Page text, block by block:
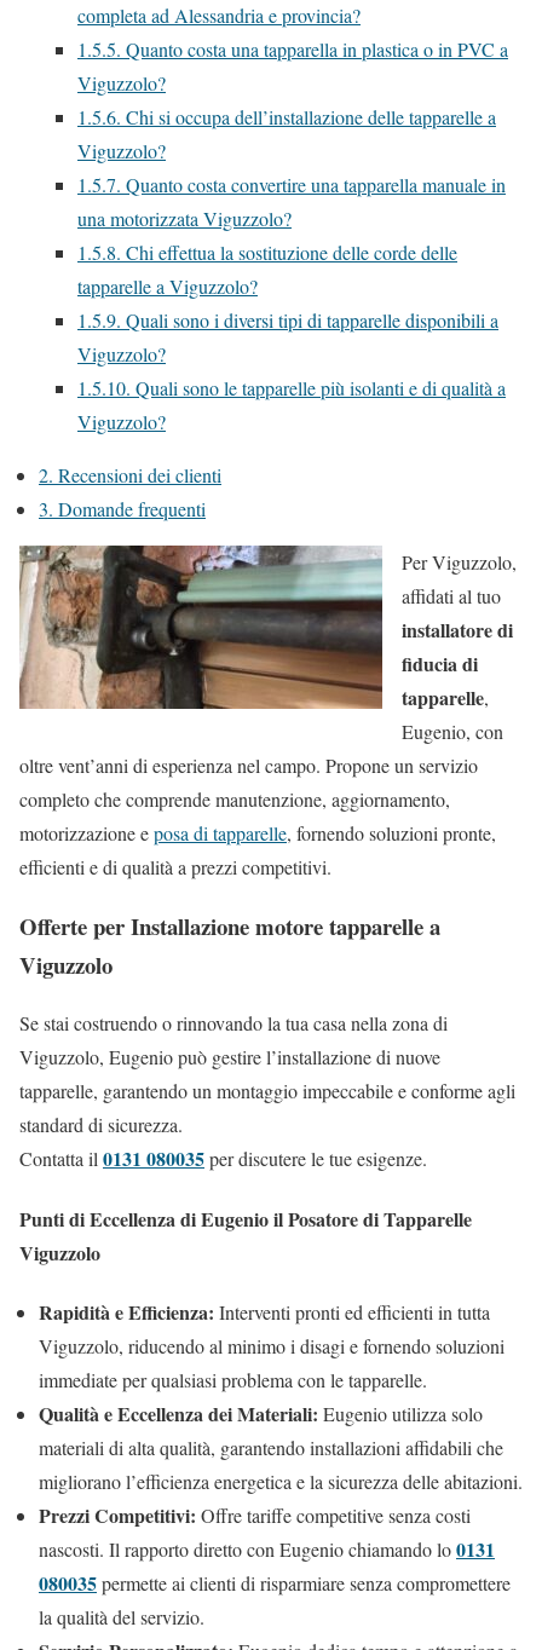
completa ad Alessandria e provincia?
1.5.5. Quanto costa una tapparella in plastica o in PVC a
Viguzzolo?
1.5.6. Chi si occupa dell’installazione delle tapparelle a
Viguzzolo?
1.5.7. Quanto costa convertire una tapparella manuale in
una motorizzata Viguzzolo?
1.5.8. Chi effettua la sostituzione delle corde delle
tapparelle a Viguzzolo?
1.5.9. Quali sono i diversi tipi di tapparelle disponibili a
Viguzzolo?
1.5.10. Quali sono le tapparelle più isolanti e di qualità a
Viguzzolo?
2. Recensioni dei clienti
3. Domande frequenti
Per Viguzzolo,
affidati al tuo
installatore di
fiducia di
tapparelle,
Eugenio, con
oltre vent’anni di esperienza nel campo. Propone un servizio
completo che comprende manutenzione, aggiornamento,
motorizzazione eposa di tapparelle, fornendo soluzioni pronte,
efficienti e di qualità a prezzi competitivi.
Offerte per Installazione motore tapparelle a
Viguzzolo
Se stai costruendo o rinnovando la tua casa nella zona di
Viguzzolo, Eugenio può gestire l’installazione di nuove
tapparelle, garantendo un montaggio impeccabile e conforme agli
standard di sicurezza.
Contatta il0131 080035per discutere le tue esigenze.
Punti di Eccellenza di Eugenio il Posatore di Tapparelle
Viguzzolo
Rapidità e Efficienza: Interventi pronti ed efficienti in tutta
Viguzzolo, riducendo al minimo i disagi e fornendo soluzioni
immediate per qualsiasi problema con le tapparelle.
Qualità e Eccellenza dei Materiali: Eugenio utilizza solo
materiali di alta qualità, garantendo installazioni affidabili che
migliorano l’efficienza energetica e la sicurezza delle abitazioni.
Prezzi Competitivi: Offre tariffe competitive senza costi
nascosti. Il rapporto diretto con Eugenio chiamando lo0131
080035permette ai clienti di risparmiare senza compromettere
la qualità del servizio.